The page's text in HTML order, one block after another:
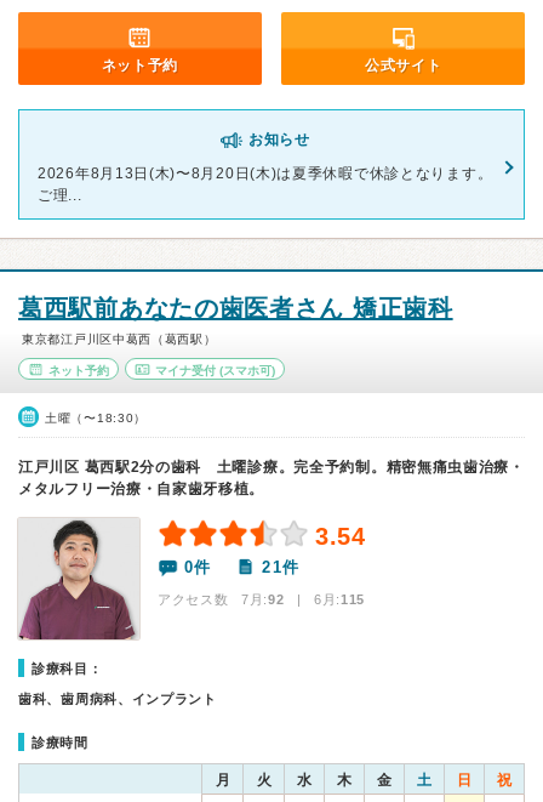
ネット予約 公式サイト
お知らせ
2026年8月13日(木)〜8月20日(木)は夏季休暇で休診となります。
ご理...
葛西駅前あなたの歯医者さん 矯正歯科
東京都江戸川区中葛西（葛西駅）
ネット予約 マイナ受付(スマホ可)
土曜（〜18:30）
江戸川区 葛西駅2分の歯科 土曜診療。完全予約制。精密無痛虫歯治療・
メタルフリー治療・自家歯牙移植。
3.54
0件 21件
アクセス数 7月:92 | 6月:115
診療科目：
歯科、歯周病科、インプラント
診療時間
月 火 水 木 金 土 日 祝